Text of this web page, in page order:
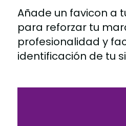
Añade un favicon a
para reforzar tu
profesionalidad y
identificación de tu